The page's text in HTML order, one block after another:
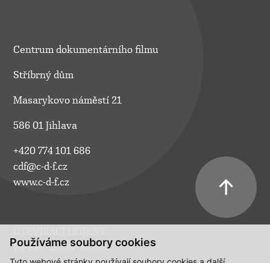
Používáme soubory cookies
Centrum dokumentárního filmu
Stříbrný dům
Masarykovo náměstí 21
586 01 Jihlava
+420 774 101 686
cdf@c-d-f.cz
www.c-d-f.cz
Po–Pá:
10.00–18.00